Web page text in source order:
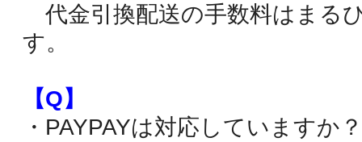
代金引換配送の手数料はまる
す。
【Q】
・PAYPAYは対応していますか